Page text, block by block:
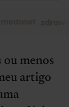
ou menos
artigo